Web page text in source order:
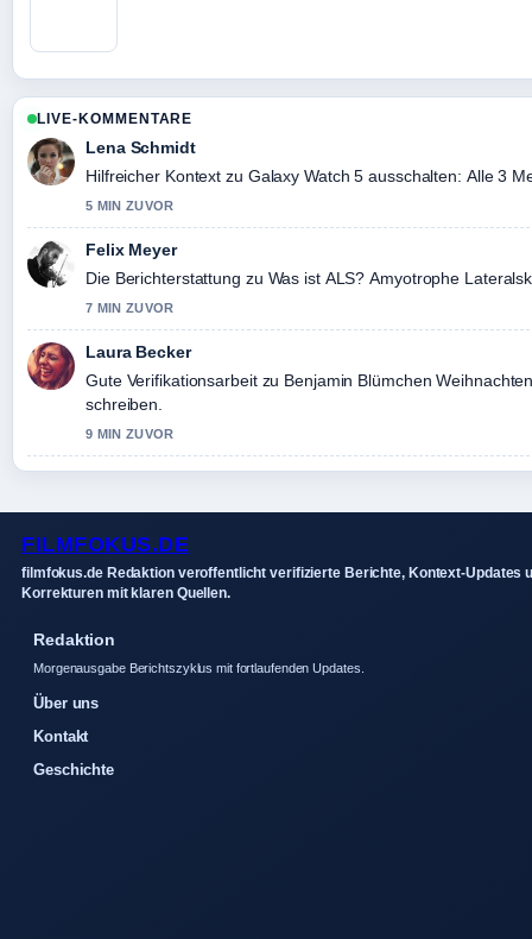
LIVE-KOMMENTARE
Lena Schmidt
Hilfreicher Kontext zu Galaxy Watch 5 ausschalten: Alle 3
5 MIN ZUVOR
Felix Meyer
Die Berichterstattung zu Was ist ALS? Amyotrophe
7 MIN ZUVOR
Laura Becker
Gute Verifikationsarbeit zu Benjamin Blümchen
schreiben.
9 MIN ZUVOR
FILMFOKUS.DE
filmfokus.de Redaktion veroffentlicht verifizierte Berichte, Kontext-Updates
Korrekturen mit klaren Quellen.
Redaktion
Morgenausgabe Berichtszyklus mit fortlaufenden Updates.
Über uns
Kontakt
Geschichte